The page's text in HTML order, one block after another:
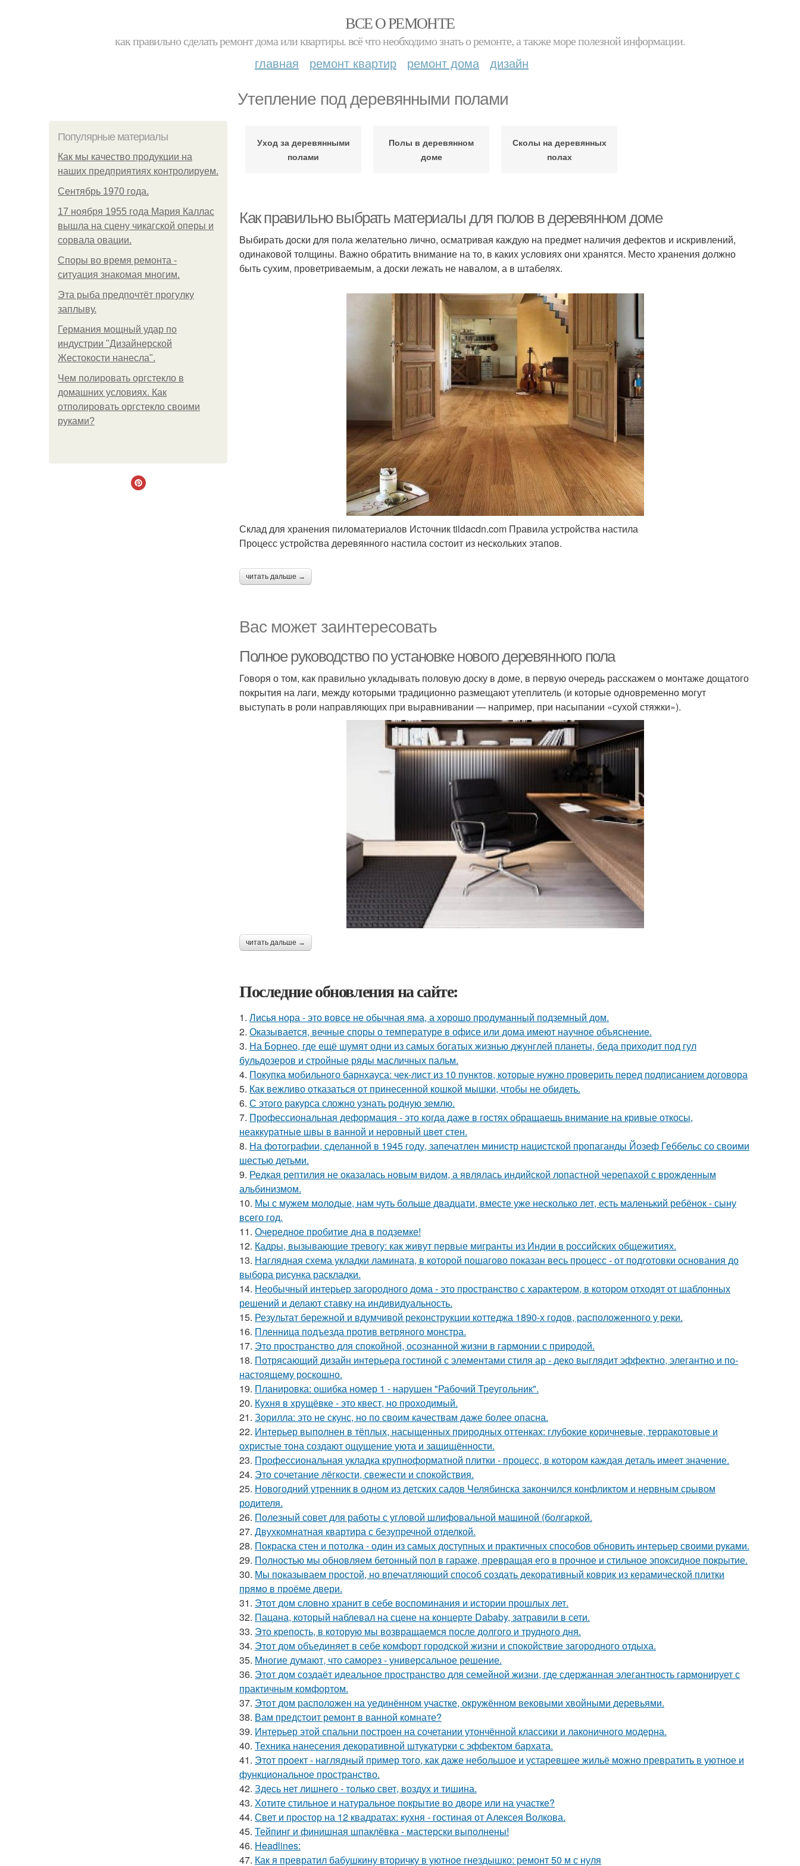
ВСЕ О РЕМОНТЕ
как правильно сделать ремонт дома или квартиры. всё что необходимо знать о ремонте, а также море полезной информации.
главная ремонт квартир ремонт дома дизайн
Утепление под деревянными полами
Популярные материалы
Как мы качество продукции на
наших предприятиях контролируем.
Сентябрь 1970 года.
17 ноября 1955 года Мария Каллас
вышла на сцену чикагской оперы и
сорвала овации.
Споры во время ремонта -
ситуация знакомая многим.
Эта рыба предпочтёт прогулку
заплыву.
Германия мощный удар по
индустрии "Дизайнерской
Жестокости нанесла".
Чем полировать оргстекло в
домашних условиях. Как
отполировать оргстекло своими
руками?
Уход за деревянными
полами
Полы в деревянном
доме
Сколы на деревянных
полах
Как правильно выбрать материалы для полов в деревянном доме
Выбирать доски для пола желательно лично, осматривая каждую на предмет наличия дефектов и искривлений,
одинаковой толщины. Важно обратить внимание на то, в каких условиях они хранятся. Место хранения должно
быть сухим, проветриваемым, а доски лежать не навалом, а в штабелях.
Склад для хранения пиломатериалов Источник tildacdn.com Правила устройства настила
Процесс устройства деревянного настила состоит из нескольких этапов.
читать дальше →
Вас может заинтересовать
Полное руководство по установке нового деревянного пола
Говоря о том, как правильно укладывать половую доску в доме, в первую очередь расскажем о монтаже дощатого
покрытия на лаги, между которыми традиционно размещают утеплитель (и которые одновременно могут
выступать в роли направляющих при выравнивании — например, при насыпании «сухой стяжки»).
читать дальше →
Последние обновления на сайте:
1. Лисья нора - это вовсе не обычная яма, а хорошо продуманный подземный дом.
2. Оказывается, вечные споры о температуре в офисе или дома имеют научное объяснение.
3. На Борнео, где ещё шумят одни из самых богатых жизнью джунглей планеты, беда приходит под гул
бульдозеров и стройные ряды масличных пальм.
4. Покупка мобильного барнхауса: чек-лист из 10 пунктов, которые нужно проверить перед подписанием договора
5. Как вежливо отказаться от принесенной кошкой мышки, чтобы не обидеть.
6. С этого ракурса сложно узнать родную землю.
7. Профессиональная деформация - это когда даже в гостях обращаешь внимание на кривые откосы,
неаккуратные швы в ванной и неровный цвет стен.
8. На фотографии, сделанной в 1945 году, запечатлен министр нацистской пропаганды Йозеф Геббельс со своими
шестью детьми.
9. Редкая рептилия не оказалась новым видом, а являлась индийской лопастной черепахой с врожденным
альбинизмом.
10. Мы с мужем молодые, нам чуть больше двадцати, вместе уже несколько лет, есть маленький ребёнок - сыну
всего год.
11. Очередное пробитие дна в подземке!
12. Кадры, вызывающие тревогу: как живут первые мигранты из Индии в российских общежитиях.
13. Наглядная схема укладки ламината, в которой пошагово показан весь процесс - от подготовки основания до
выбора рисунка раскладки.
14. Необычный интерьер загородного дома - это пространство с характером, в котором отходят от шаблонных
решений и делают ставку на индивидуальность.
15. Результат бережной и вдумчивой реконструкции коттеджа 1890-х годов, расположенного у реки.
16. Пленница подъезда против ветряного монстра.
17. Это пространство для спокойной, осознанной жизни в гармонии с природой.
18. Потрясающий дизайн интерьера гостиной с элементами стиля ар - деко выглядит эффектно, элегантно и по-
настоящему роскошно.
19. Планировка: ошибка номер 1 - нарушен "Рабочий Треугольник".
20. Кухня в хрущёвке - это квест, но проходимый.
21. Зорилла: это не скунс, но по своим качествам даже более опасна.
22. Интерьер выполнен в тёплых, насыщенных природных оттенках: глубокие коричневые, терракотовые и
охристые тона создают ощущение уюта и защищённости.
23. Профессиональная укладка крупноформатной плитки - процесс, в котором каждая деталь имеет значение.
24. Это сочетание лёгкости, свежести и спокойствия.
25. Новогодний утренник в одном из детских садов Челябинска закончился конфликтом и нервным срывом
родителя.
26. Полезный совет для работы с угловой шлифовальной машиной (болгаркой.
27. Двухкомнатная квартира с безупречной отделкой.
28. Покраска стен и потолка - один из самых доступных и практичных способов обновить интерьер своими руками.
29. Полностью мы обновляем бетонный пол в гараже, превращая его в прочное и стильное эпоксидное покрытие.
30. Мы показываем простой, но впечатляющий способ создать декоративный коврик из керамической плитки
прямо в проёме двери.
31. Этот дом словно хранит в себе воспоминания и истории прошлых лет.
32. Пацана, который наблевал на сцене на концерте Dababy, затравили в сети.
33. Это крепость, в которую мы возвращаемся после долгого и трудного дня.
34. Этот дом объединяет в себе комфорт городской жизни и спокойствие загородного отдыха.
35. Многие думают, что саморез - универсальное решение.
36. Этот дом создаёт идеальное пространство для семейной жизни, где сдержанная элегантность гармонирует с
практичным комфортом.
37. Этот дом расположен на уединённом участке, окружённом вековыми хвойными деревьями.
38. Вам предстоит ремонт в ванной комнате?
39. Интерьер этой спальни построен на сочетании утончённой классики и лаконичного модерна.
40. Техника нанесения декоративной штукатурки с эффектом бархата.
41. Этот проект - наглядный пример того, как даже небольшое и устаревшее жильё можно превратить в уютное и
функциональное пространство.
42. Здесь нет лишнего - только свет, воздух и тишина.
43. Хотите стильное и натуральное покрытие во дворе или на участке?
44. Свет и простор на 12 квадратах: кухня - гостиная от Алексея Волкова.
45. Тейпинг и финишная шпаклёвка - мастерски выполнены!
46. Headlines:
47. Как я превратил бабушкину вторичку в уютное гнездышко: ремонт 50 м с нуля